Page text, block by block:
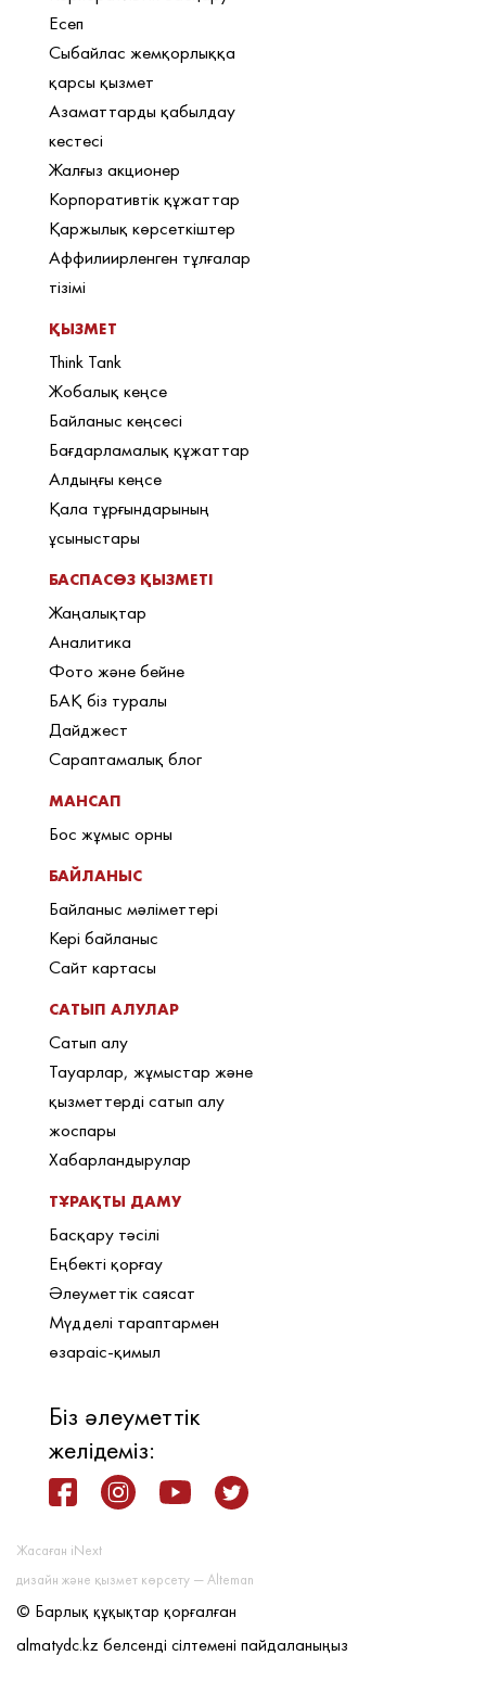
Есеп
Сыбайлас жемқорлыққа
қарсы қызмет
Азаматтарды қабылдау
кестесі
Жалғыз акционер
Корпоративтік құжаттар
Қаржылық көрсеткіштер
Аффилиирленген тұлғалар
тізімі
ҚЫЗМЕТ
Think Tank
Жобалық кеңсе
Байланыс кеңсесі
Бағдарламалық құжаттар
Алдыңғы кеңсе
Қала тұрғындарының
ұсыныстары
БАСПАСӨЗ ҚЫЗМЕТІ
Жаңалықтар
Аналитика
Фото және бейне
БАҚ біз туралы
Дайджест
Сараптамалық блог
МАНСАП
Бос жұмыс орны
БАЙЛАНЫС
Байланыс мәліметтері
Кері байланыс
Сайт картасы
САТЫП АЛУЛАР
Сатып алу
Тауарлар, жұмыстар және
қызметтерді сатып алу
жоспары
Хабарландырулар
ТҰРАҚТЫ ДАМУ
Басқару тәсілі
Еңбекті қорғау
Әлеуметтік саясат
Мүдделі тараптармен
өзараіс-қимыл
Біз әлеуметтік
желідеміз:
Жасаған iNext
дизайн және қызмет көрсету — Alteman
© Барлық құқықтар қорғалған
almatydc.kz белсенді сілтемені пайдаланыңыз